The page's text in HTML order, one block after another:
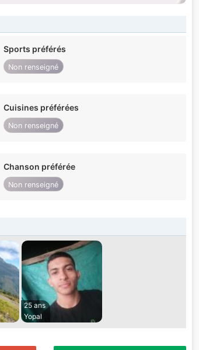
Sports préférés
Non renseigné
Cuisines préférées
Non renseigné
Chanson préférée
Non renseigné
25 ans
Yopal